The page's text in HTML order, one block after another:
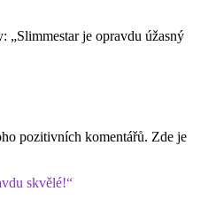
„Slimmestarje opravdu úžasný
pozitivních komentářů. Zde je
skvělé!“